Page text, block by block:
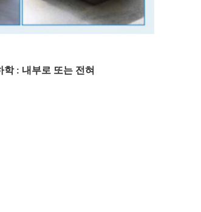
학: 내부로 또는 전혀